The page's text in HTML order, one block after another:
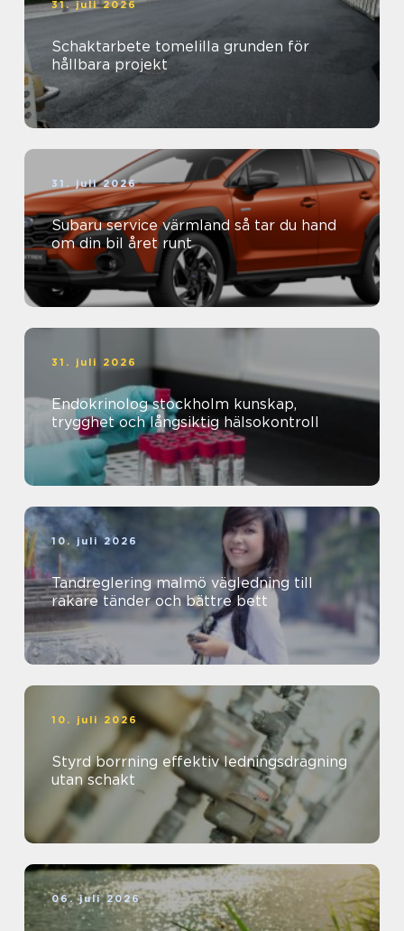
31. juli 2026
Schaktarbete tomelilla grunden för
hållbara projekt
31. juli 2026
Subaru service värmland så tar du hand
om din bil året runt
31. juli 2026
Endokrinolog stockholm kunskap,
trygghet och långsiktig hälsokontroll
10. juli 2026
Tandreglering malmö vägledning till
rakare tänder och bättre bett
10. juli 2026
Styrd borrning effektiv ledningsdragning
utan schakt
06. juli 2026